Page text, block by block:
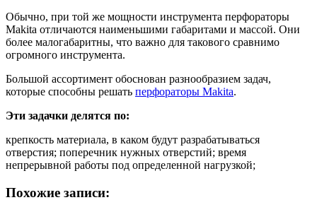
Обычно, при той же мощности инструмента перфораторы
Makita отличаются наименьшими габаритами и массой. Они
более малогабаритны, что важно для такового сравнимо
огромного инструмента.
Большой ассортимент обоснован разнообразием задач,
которые способны решать перфораторы Makita.
Эти задачки делятся по:
крепкость материала, в каком будут разрабатываться
отверстия; поперечник нужных отверстий; время
непрерывной работы под определенной нагрузкой;
Похожие записи: